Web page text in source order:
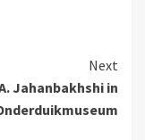
Next
Jahanbakhshi in